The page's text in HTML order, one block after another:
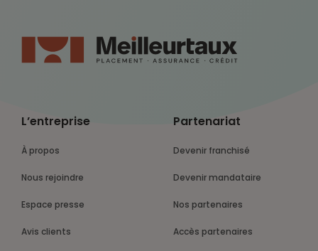
L’entreprise
À propos
Nous rejoindre
Espace presse
Avis clients
Partenariat
Devenir franchisé
Devenir mandataire
Nos partenaires
Accès partenaires